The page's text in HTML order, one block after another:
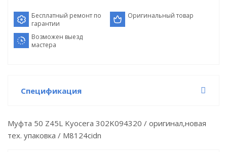
Бесплатный ремонт по
гарантии
Оригинальный товар
Возможен выезд
мастера
Спецификация
Муфта 50 Z45L Kyocera 302K094320 / оригинал,новая
тех. упаковка / M8124cidn